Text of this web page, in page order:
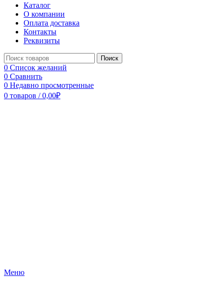
Каталог
О компании
Оплата доставка
Контакты
Реквизиты
Поиск
0 Список желаний
0 Сравнить
0 Недавно просмотренные
0 товаров / 0,00₽
Меню